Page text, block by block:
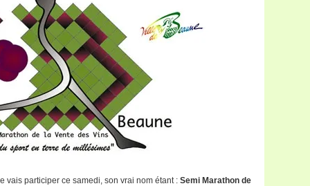
vais participer ce samedi, son vrai nom étant : Semi Marathon de